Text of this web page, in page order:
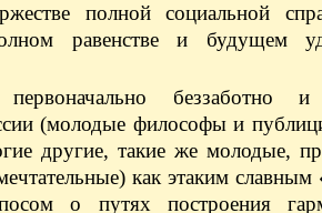
полной социальной
равенстве и будущем
беззаботно и
(молодые философы и
другие, такие же молодые,
как этаким славным
о путях построения